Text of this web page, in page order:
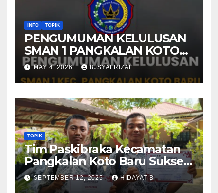
INFO TOPIK
PENGUMUMAN KELULUSAN
SMAN 1 PANGKALAN KOTO
BARU TAHUN AJARAN 2025-
2026
MAY 4, 2026 BJSYAFRIZAL
TOPIK
Tim Paskibraka Kecamatan
Pangkalan Koto Baru Sukses
Laksanakan Tugas pada
Upacara 17 Agustus 2025
SEPTEMBER 12, 2025 HIDAYAT B